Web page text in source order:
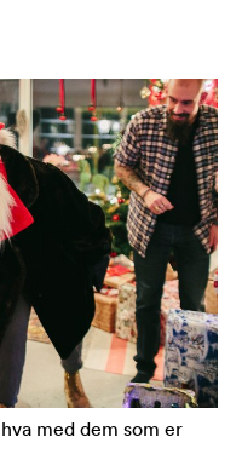
med dem som er